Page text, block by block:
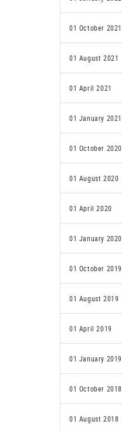
01 October 2021
01 August 2021
01 April 2021
01 January 2021
01 October 2020
01 August 2020
01 April 2020
01 January 2020
01 October 2019
01 August 2019
01 April 2019
01 January 2019
01 October 2018
01 August 2018